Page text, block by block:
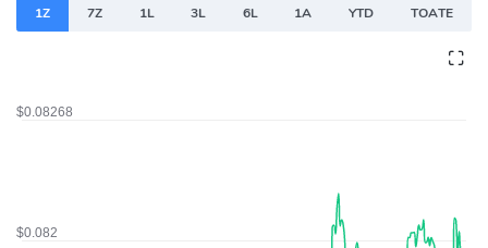
1Z 7Z 1L 3L 6L 1A YTD TOATE